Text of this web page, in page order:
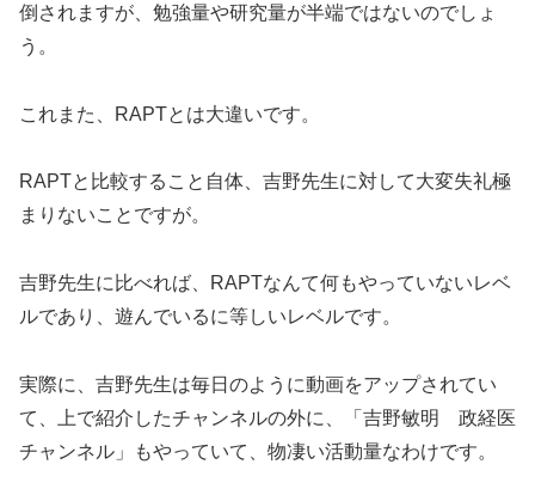
倒されますが、勉強量や研究量が半端ではないのでしょ
う。
これまた、RAPTとは大違いです。
RAPTと比較すること自体、吉野先生に対して大変失礼極
まりないことですが。
吉野先生に比べれば、RAPTなんて何もやっていないレベ
ルであり、遊んでいるに等しいレベルです。
実際に、吉野先生は毎日のように動画をアップされてい
て、上で紹介したチャンネルの外に、「吉野敏明 政経医
チャンネル」もやっていて、物凄い活動量なわけです。